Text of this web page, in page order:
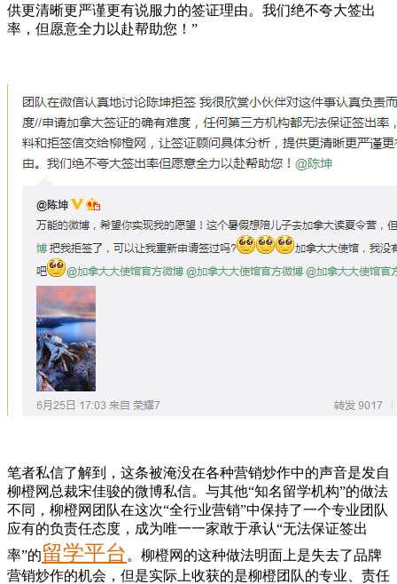
供更清晰更严谨更有说服力的签证理由。我们绝不夸大签出
率，但愿意全力以赴帮助您！”
笔者私信了解到，这条被淹没在各种营销炒作中的声音是发自
柳橙网总裁宋佳骏的微博私信。与其他“知名留学机构”的做法
不同，柳橙网团队在这次“全行业营销”中保持了一个专业团队
应有的负责任态度，成为唯一一家敢于承认“无法保证签出
率”的留学平台 。柳橙网的这种做法明面上是失去了品牌
营销炒作的机会，但是实际上收获的是柳橙团队的专业、责任